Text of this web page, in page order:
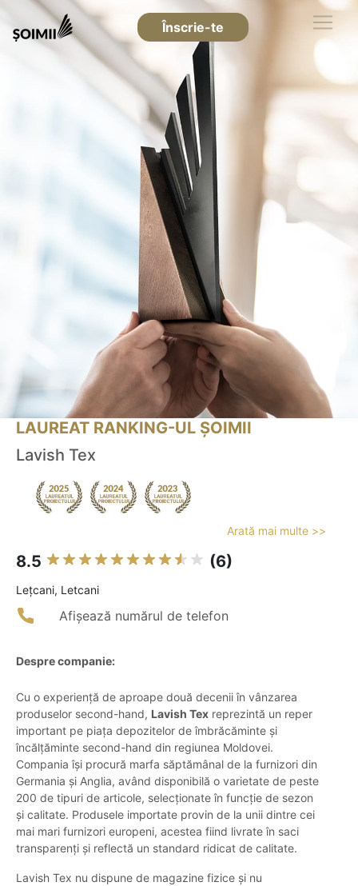
Înscrie-te
LAUREAT RANKING-UL ȘOIMII
Lavish Tex
Arată mai multe >>
8.5 (6)
Leţcani, Letcani
Afișează numărul de telefon
Despre companie:
Cu o experiență de aproape două decenii în vânzarea
produselor second-hand, Lavish Tex reprezintă un reper
important pe piața depozitelor de îmbrăcăminte și
încălțăminte second-hand din regiunea Moldovei.
Compania își procură marfa săptămânal de la furnizori din
Germania și Anglia, având disponibilă o varietate de peste
200 de tipuri de articole, selecționate în funcție de sezon
și calitate. Produsele importate provin de la unii dintre cei
mai mari furnizori europeni, acestea fiind livrate în saci
transparenți și reflectă un standard ridicat de calitate.
Lavish Tex nu dispune de magazine fizice și nu